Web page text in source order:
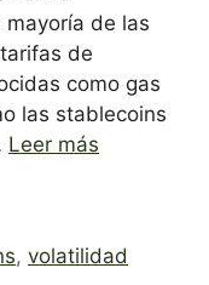
de las
de
como gas
las stablecoins
Leer más
,volatilidad